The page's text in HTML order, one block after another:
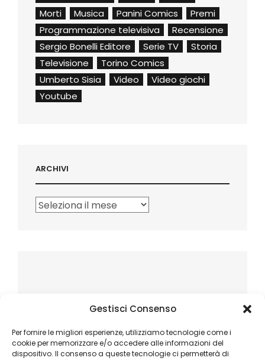
Gestisci Consenso
Per fornire le migliori esperienze, utilizziamo tecnologie come i
cookie per memorizzare e/o accedere alle informazioni del
dispositivo. Il consenso a queste tecnologie ci permetterà di
Morti
Musica Panini Comics
Premi
Programmazione televisiva
Recensione
Sergio Bonelli Editore
Serie TV
Storia
Televisione
Torino Comics
Umberto Sisia
Video
Video giochi
Youtube
ARCHIVI
Archivi